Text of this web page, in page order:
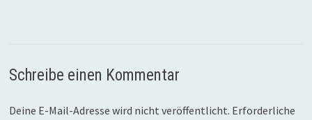
Schreibe einen Kommentar
Deine E-Mail-Adresse wird nicht veröffentlicht. Erforderliche